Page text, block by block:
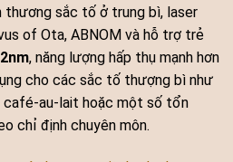
sắc tố ở trung bì, laser
of Ota, ABNOM và hỗ trợ trẻ
, năng lượng hấp thụ mạnh hơn
cho các sắc tố thượng bì như
café-au-lait hoặc một số tổn
chỉ định chuyên môn.